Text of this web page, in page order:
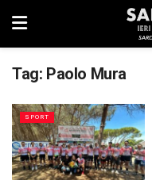
Tag: Paolo Mura
SPORT